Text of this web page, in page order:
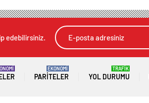
araya geldi
edebilirsiniz.
PARITELER
EKONOMİ
YOL DURUMU
TRAFİK